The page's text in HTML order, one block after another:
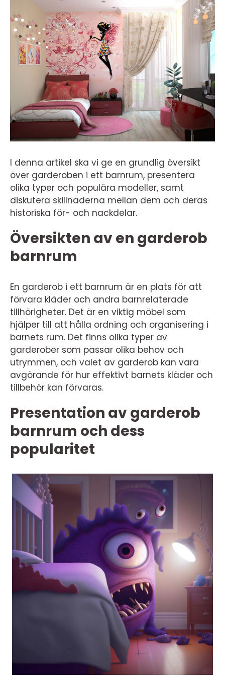
I denna artikel ska vi ge en grundlig översikt
över garderoben i ett barnrum, presentera
olika typer och populära modeller, samt
diskutera skillnaderna mellan dem och deras
historiska för- och nackdelar.
Översikten av en garderob
barnrum
En garderob i ett barnrum är en plats för att
förvara kläder och andra barnrelaterade
tillhörigheter. Det är en viktig möbel som
hjälper till att hålla ordning och organisering i
barnets rum. Det finns olika typer av
garderober som passar olika behov och
utrymmen, och valet av garderob kan vara
avgörande för hur effektivt barnets kläder och
tillbehör kan förvaras.
Presentation av garderob
barnrum och dess
popularitet